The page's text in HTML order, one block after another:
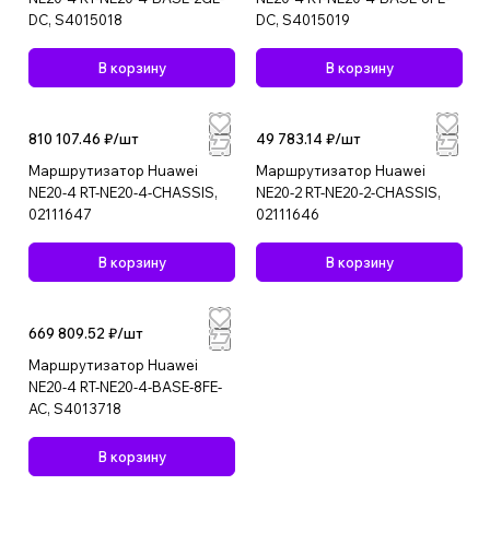
DC, S4015018
В корзину
DC, S4015019
В корзину
810 107.46 ₽/шт
Маршрутизатор Huawei
NE20-4 RT-NE20-4-CHASSIS,
02111647
В корзину
49 783.14 ₽/шт
Маршрутизатор Huawei
NE20-2 RT-NE20-2-CHASSIS,
02111646
В корзину
669 809.52 ₽/шт
Маршрутизатор Huawei
NE20-4 RT-NE20-4-BASE-8FE-
AC, S4013718
В корзину